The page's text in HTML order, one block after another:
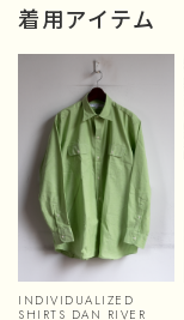
着用アイテム
INDIVIDUALIZED
SHIRTS DAN RIVER